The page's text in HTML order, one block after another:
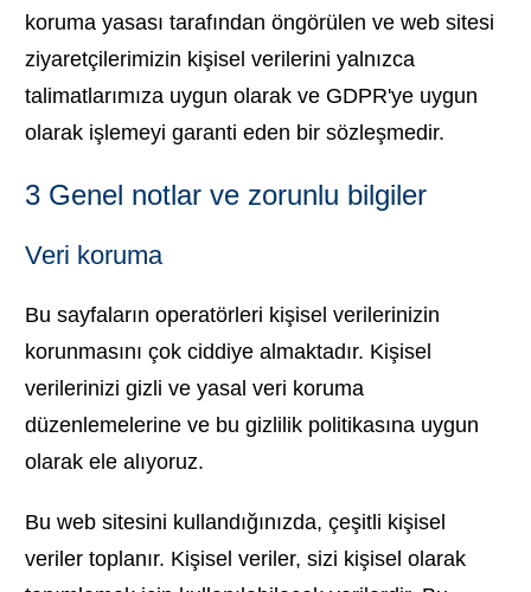
koruma yasası tarafından öngörülen ve web sitesi
ziyaretçilerimizin kişisel verilerini yalnızca
talimatlarımıza uygun olarak ve GDPR'ye uygun
olarak işlemeyi garanti eden bir sözleşmedir.
3 Genel notlar ve zorunlu bilgiler
Veri koruma
Bu sayfaların operatörleri kişisel verilerinizin
korunmasını çok ciddiye almaktadır. Kişisel
verilerinizi gizli ve yasal veri koruma
düzenlemelerine ve bu gizlilik politikasına uygun
olarak ele alıyoruz.
Bu web sitesini kullandığınızda, çeşitli kişisel
veriler toplanır. Kişisel veriler, sizi kişisel olarak